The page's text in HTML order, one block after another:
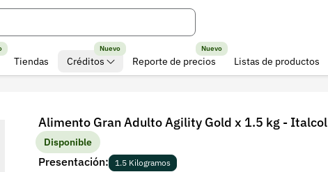
Tiendas Créditos
Nuevo
Reporte de precios
Nuevo
Listas de productos
Alimento Gran Adulto Agility Gold x 1.5 kg - Italcol
Disponible
Presentación: 1.5 Kilogramos